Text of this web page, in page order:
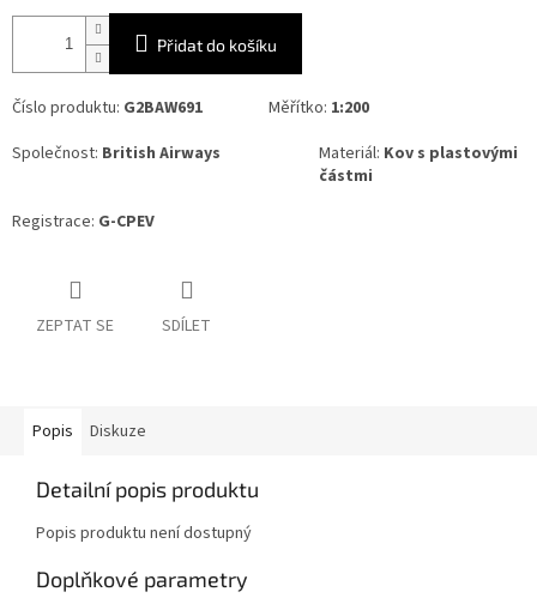
Přidat do košíku
Číslo produktu: G2BAW691 Měřítko: 1:200
Společnost: British Airways Materiál: Kov s plastovými
částmi
Registrace: G-CPEV
ZEPTAT SE SDÍLET
Popis Diskuze
Detailní popis produktu
Popis produktu není dostupný
Doplňkové parametry